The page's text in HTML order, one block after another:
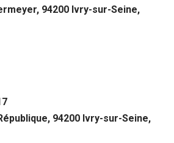
94200 Ivry-sur-Seine,
94200 Ivry-sur-Seine,